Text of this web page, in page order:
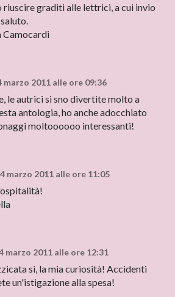
graditi alle lettrici, a cui invio
Camocardi
marzo 2011 alle ore 09:36
le autrici si sno divertite molto a
antologia, ho anche adocchiato
moltoooooo interessanti!
4 marzo 2011 alle ore 11:05
marzo 2011 alle ore 12:31
sì, la mia curiosità! Accidenti
un'istigazione alla spesa!